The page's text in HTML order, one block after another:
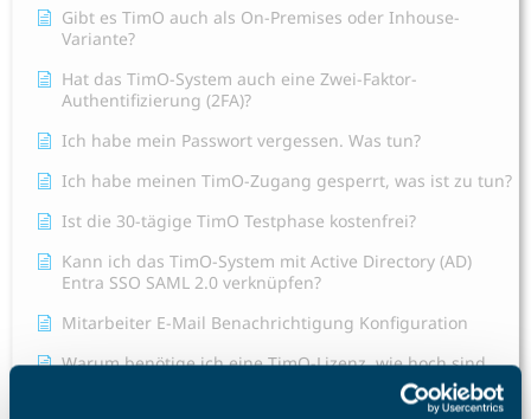
Gibt es TimO auch als On-Premises oder Inhouse-
Variante?
Hat das TimO-System auch eine Zwei-Faktor-
Authentifizierung (2FA)?
Ich habe mein Passwort vergessen. Was tun?
Ich habe meinen TimO-Zugang gesperrt, was ist zu tun?
Ist die 30-tägige TimO Testphase kostenfrei?
Kann ich das TimO-System mit Active Directory (AD)
Entra SSO SAML 2.0 verknüpfen?
Mitarbeiter E-Mail Benachrichtigung Konfiguration
Warum benötige ich eine TimO-Lizenz, wie hoch sind
meine Lizenzkosten und wie erhöhe ich die Anzahl der